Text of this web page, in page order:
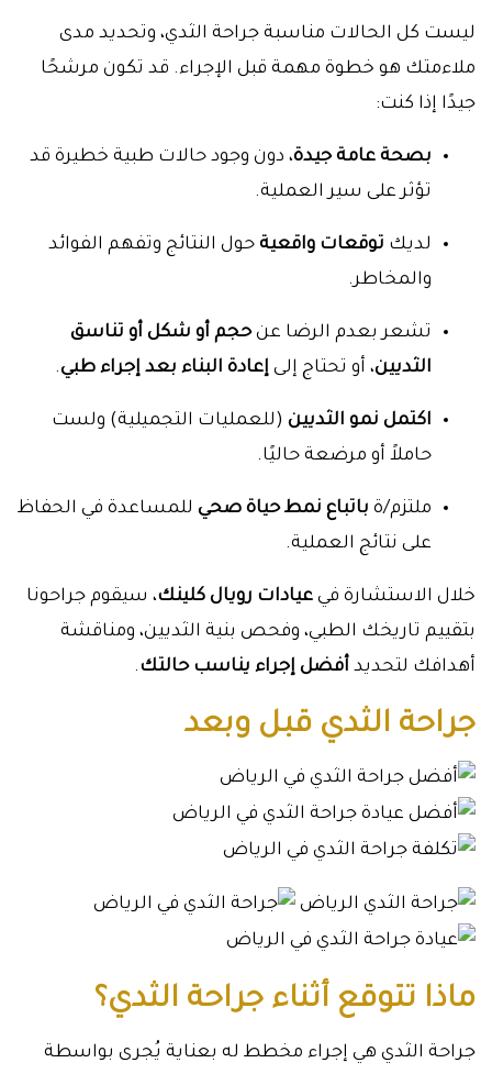
ليست كل الحالات مناسبة جراحة الثدي، وتحديد مدى
ملاءمتك هو خطوة مهمة قبل الإجراء. قد تكون مرشحًا
جيدًا إذا كنت:
بصحة عامة جيدة، دون وجود حالات طبية خطيرة قد
تؤثر على سير العملية.
لديك توقعات واقعية حول النتائج وتفهم الفوائد
والمخاطر.
تشعر بعدم الرضا عنحجم أو شكل أو تناسق
الثديين، أو تحتاج إلى إعادة البناء بعد إجراء طبي.
اكتمل نمو الثديين (للعمليات التجميلية) ولست
حاملاً أو مرضعة حاليًا.
ملتزم/ة باتباع نمط حياة صحي للمساعدة في الحفاظ
على نتائج العملية.
خلال الاستشارة في عيادات رويال كلينك، سيقوم جراحونا
بتقييم تاريخك الطبي، وفحص بنية الثديين، ومناقشة
أهدافك لتحديد أفضل إجراء يناسب حالتك.
جراحة الثدي قبل وبعد
ماذا تتوقع أثناء جراحة الثدي؟
جراحة الثدي هي إجراء مخطط له بعناية يُجرى بواسطة